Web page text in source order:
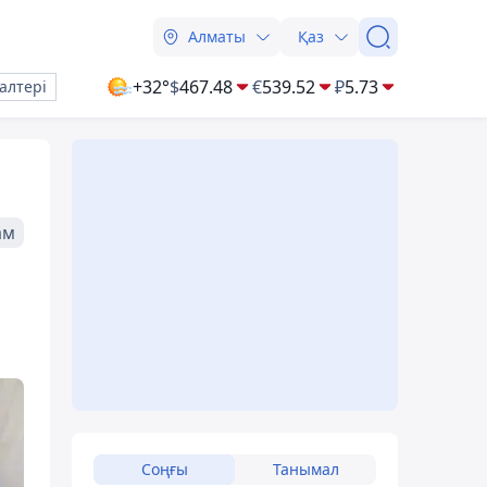
Алматы Қаз
+32°$467.48 €539.52 ₽5.73
Соңғы Танымал